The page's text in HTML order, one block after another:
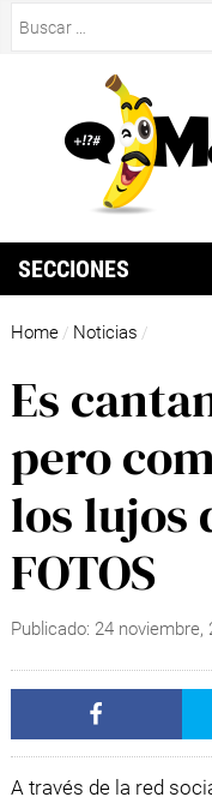
SECCIONES
Home / Noticias /
Es
pero
los lujos
FOTOS
Publicado: 24 noviembre,
A través de la red